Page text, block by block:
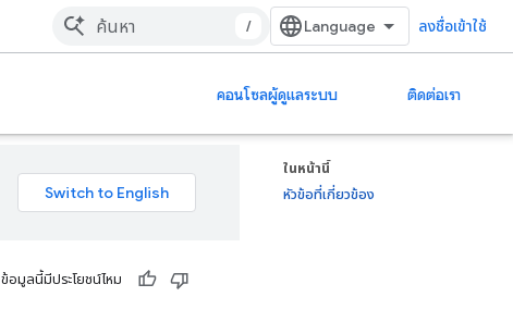
/ ลงชื่อเข้าใช้
คอนโซลผู้ดูแลระบบ ติดต่อเรา
ในหน้านี้
หัวข้อที่เกี่ยวข้อง
ข้อมูลนี้มีประโยชน์ไหม